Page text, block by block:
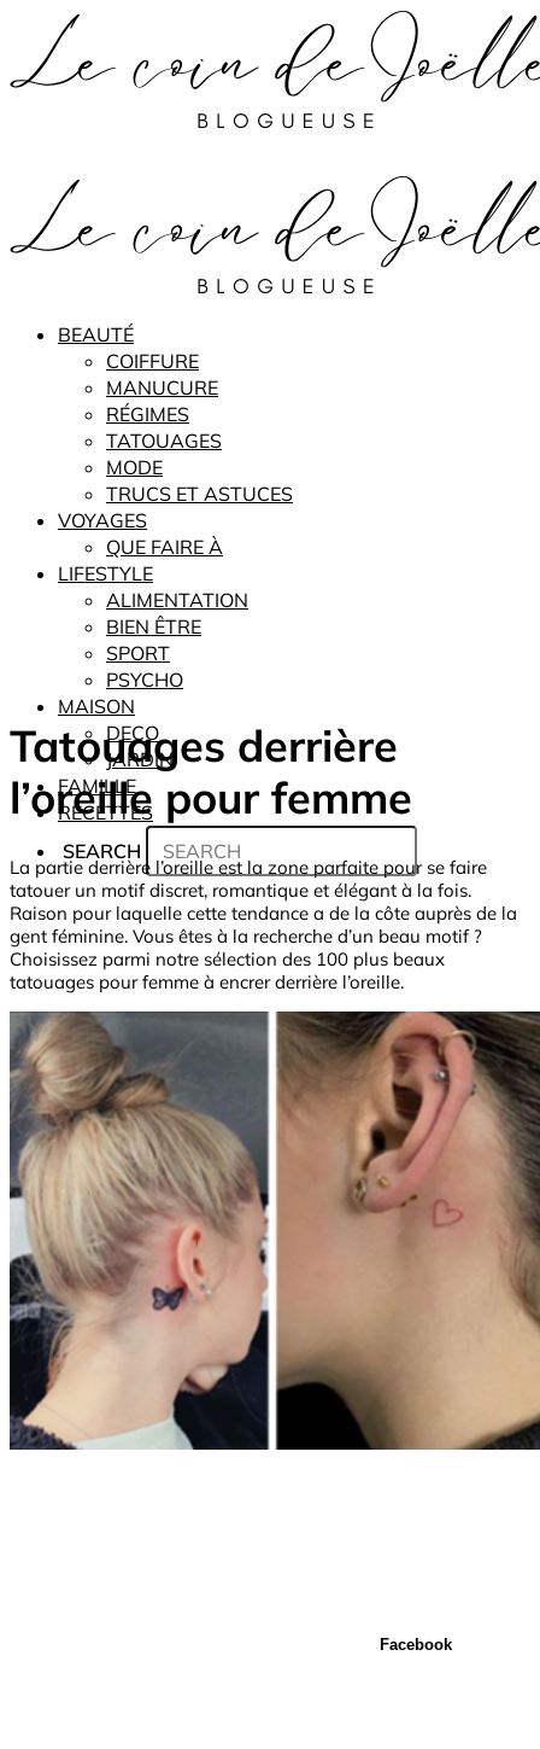
BEAUTÉ
COIFFURE
MANUCURE
RÉGIMES
TATOUAGES
MODE
TRUCS ET ASTUCES
VOYAGES
QUE FAIRE À
LIFESTYLE
ALIMENTATION
BIEN ÊTRE
SPORT
PSYCHO
MAISON
DECO
JARDIN
FAMILLE
RECETTES
SEARCH
Tatouages derrière
l’oreille pour femme
La partie derrière l’oreille est la zone parfaite pour se faire
tatouer un motif discret, romantique et élégant à la fois.
Raison pour laquelle cette tendance a de la côte auprès de la
gent féminine. Vous êtes à la recherche d’un beau motif ?
Choisissez parmi notre sélection des 100 plus beaux
tatouages pour femme à encrer derrière l’oreille.
Facebook